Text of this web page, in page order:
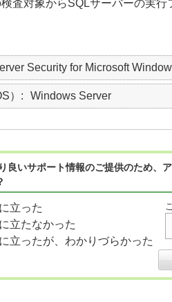
査対象からSQLサーバーの実
Security for Microsoft
） Windows Server
り良いサポート情報のご提供のため
立った
立たなかった
立ったが、わかりづらかった